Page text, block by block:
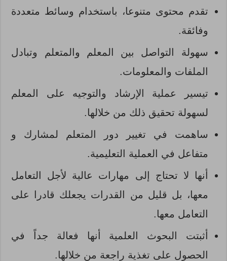
تقدم محتوى متنوعا، باستخدام وسائط متعددة
وفائقة.
سهولة التواصل بين المعلم والمتعلم وتبادل
الملفات والمعلومات.
تيسير عملية الإرشاد والتوجيه على المعلم
لسهولة تحقيق ذلك من خلالها.
ساهمت في تغيير دور المتعلم لمشارك و
متفاعل في العملية التعليمية.
أنها لا تحتاج إلى مهارات عالية لأجل التعامل
معها، بل قليل من القدرات يجعلك قادرا على
التعامل معها.
أثبتت البحوث العلمية أنها فعالة جداً في
الحصول على تغذية راجعة من خلالها.